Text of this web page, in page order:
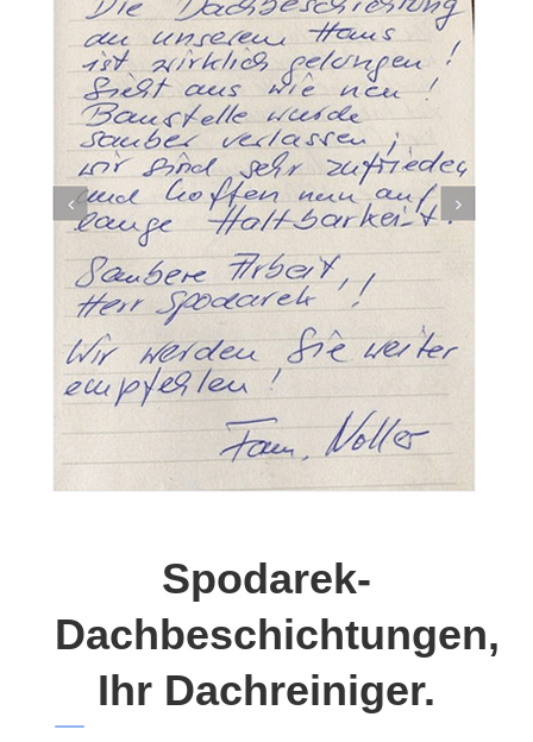
Spodarek-
Dachbeschichtungen,
Ihr Dachreiniger.